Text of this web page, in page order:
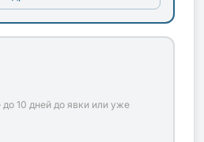
10 дней до явки или уже